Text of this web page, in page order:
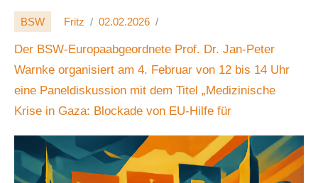
🚑⚖️🌍
BSW Fritz 02.02.2026
Der BSW-Europaabgeordnete Prof. Dr. Jan-Peter
Warnke organisiert am 4. Februar von 12 bis 14 Uhr
eine Paneldiskussion mit dem Titel „Medizinische
Krise in Gaza: Blockade von EU-Hilfe für